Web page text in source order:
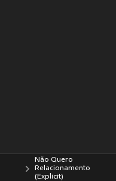
Não Quero
Relacionamento
(Explicit)